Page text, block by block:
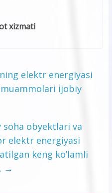
xizmati
elektr energiyasi
ijobiy
obyektlari va
elektr energiyasi
keng ko’lamli
→